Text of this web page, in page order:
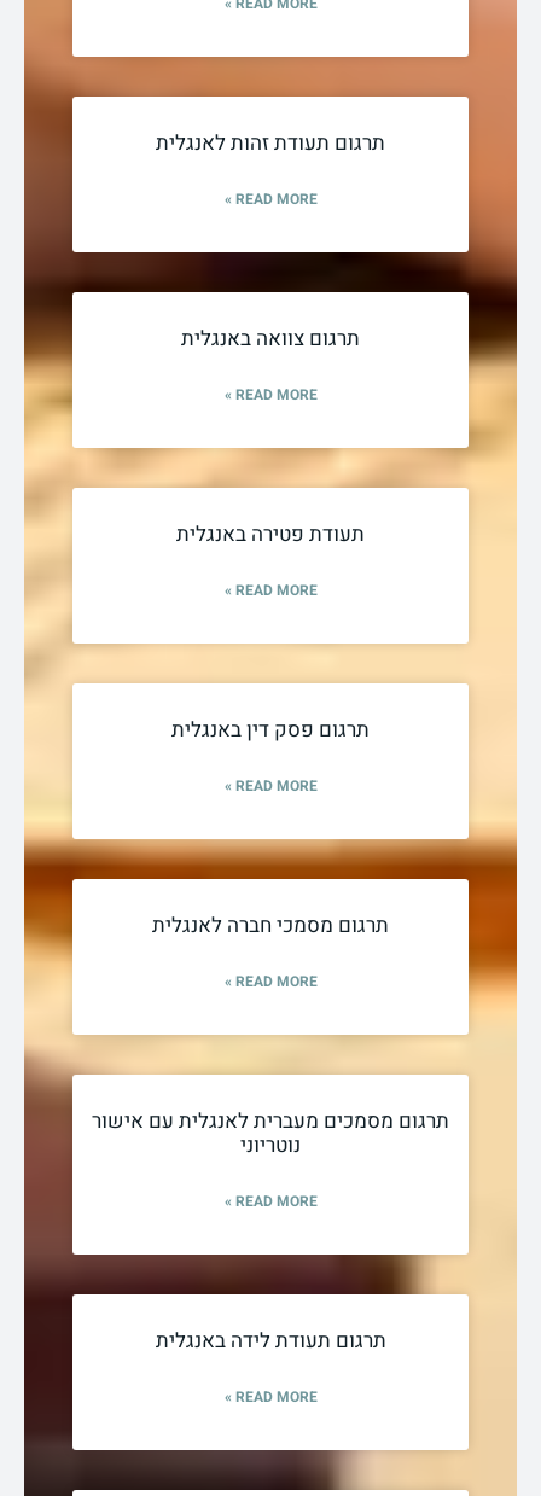
תרגום תעודת זהות לאנגלית
READ MORE »
תרגום צוואה באנגלית
READ MORE »
תעודת פטירה באנגלית
READ MORE »
תרגום פסק דין באנגלית
READ MORE »
תרגום מסמכי חברה לאנגלית
READ MORE »
תרגום מסמכים מעברית לאנגלית עם אישור
נוטריוני
READ MORE »
תרגום תעודת לידה באנגלית
READ MORE »